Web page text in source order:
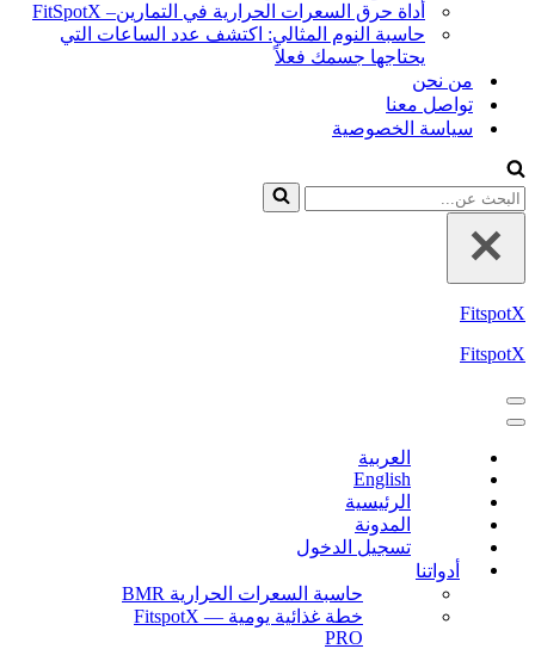
أداة حرق السعرات الحرارية في التمارين– FitSpotX
حاسبة النوم المثالي: اكتشف عدد الساعات التي
يحتاجها جسمك فعلاً
من نحن
تواصل معنا
سياسة الخصوصية
FitspotX
FitspotX
العربية
English
الرئيسية
المدونة
تسجيل الدخول
أدواتنا
حاسبة السعرات الحرارية BMR
خطة غذائية يومية — FitspotX
PRO